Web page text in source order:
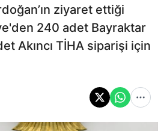
ziyaret ettiği
240 adet Bayraktar
Akıncı TİHA siparişi için